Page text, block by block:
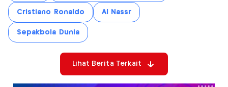
Cristiano Ronaldo Al Nassr
Sepakbola Dunia
Lihat Berita Terkait